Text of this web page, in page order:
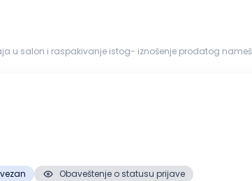
u salon i raspakivanje istog- iznošenje prodatog
Obaveštenje o statusu prijave